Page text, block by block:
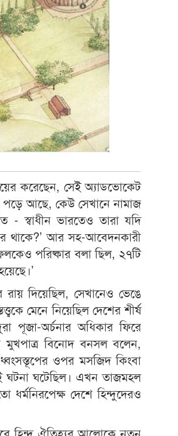
করেছেন, সেই অ্যাডভোকেট
আছে, কেউ সেখানে নামাজ
- স্বাধীন ভারতেও তারা যদি
থাকে?’ আর সহ-আবেদনকারী
পরিষ্কার বলা ছিল, ২৭টি
রায় দিয়েছিল, সেখানেও ভেঙে
মেনে নিয়েছিল দেশের শীর্ষ
পূজা-অর্চনার অধিকার ফিরে
মুখপাত্র বিনোদ বনসল বলেন,
ওপর মসজিদ কিংবা
ঘটনা ঘটেছিল। এখন তাজমহল
দেশে হিন্দুদেরও